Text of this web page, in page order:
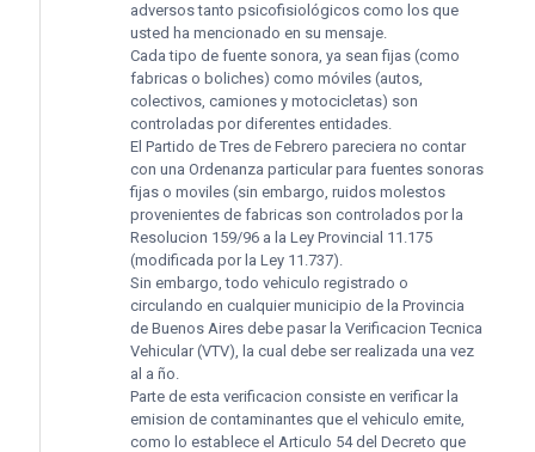
adversos tanto psicofisiológicos como los que
usted ha mencionado en su mensaje.
Cada tipo de fuente sonora, ya sean fijas (como
fabricas o boliches) como móviles (autos,
colectivos, camiones y motocicletas) son
controladas por diferentes entidades.
El Partido de Tres de Febrero pareciera no contar
con una Ordenanza particular para fuentes sonoras
fijas o moviles (sin embargo, ruidos molestos
provenientes de fabricas son controlados por la
Resolucion 159/96 a la Ley Provincial 11.175
(modificada por la Ley 11.737).
Sin embargo, todo vehiculo registrado o
circulando en cualquier municipio de la Provincia
de Buenos Aires debe pasar la Verificacion Tecnica
Vehicular (VTV), la cual debe ser realizada una vez
al a ño.
Parte de esta verificacion consiste en verificar la
emision de contaminantes que el vehiculo emite,
como lo establece el Articulo 54 del Decreto que